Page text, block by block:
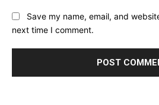
Save my name, email, and
next time I comment.